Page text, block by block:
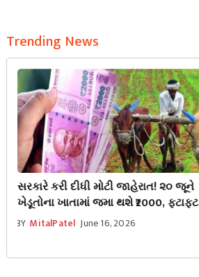
Trending News
સરકારે કરી દીધી મોટી જાહેરાત! ૨૦ જૂને
ખેડૂતોના ખાતામાં જમા થશે ₹2000, ફટાફટ
લિસ્ટમાં નામ તપાસો
BY MitalPatel June 16, 2026